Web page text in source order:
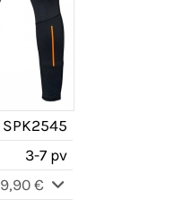
SPK2545
3-7 pv
9,90 €